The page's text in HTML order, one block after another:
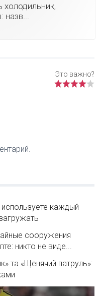
холодильник,
каждый
сооружения
никто не виде...
та «Щенячий патруль»: